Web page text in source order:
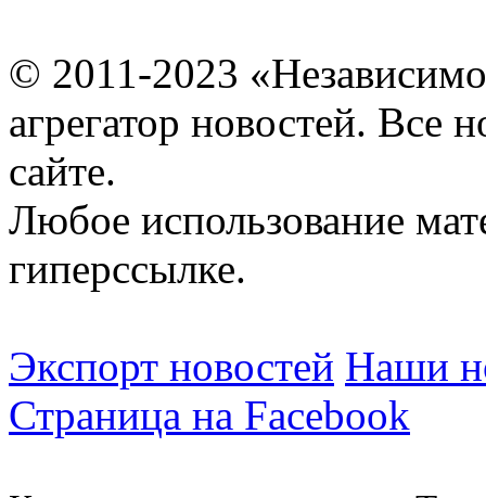
© 2011-2023
агрегатор новостей. Все
сайте.
Любое использование
гиперссылке.
Экспорт новостей Наши
Страница на Facebook